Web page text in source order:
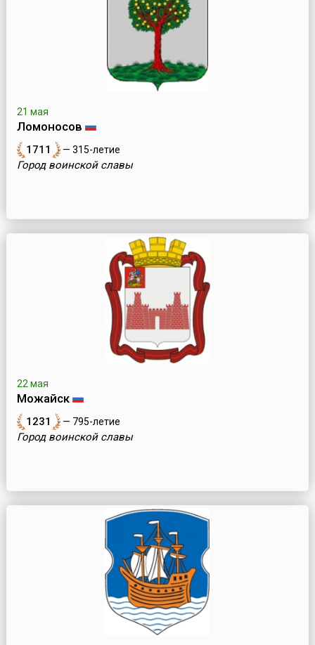
21 мая
Ломоносов
1711 — 315-летие
Город воинской славы
22 мая
Можайск
1231 — 795-летие
Город воинской славы